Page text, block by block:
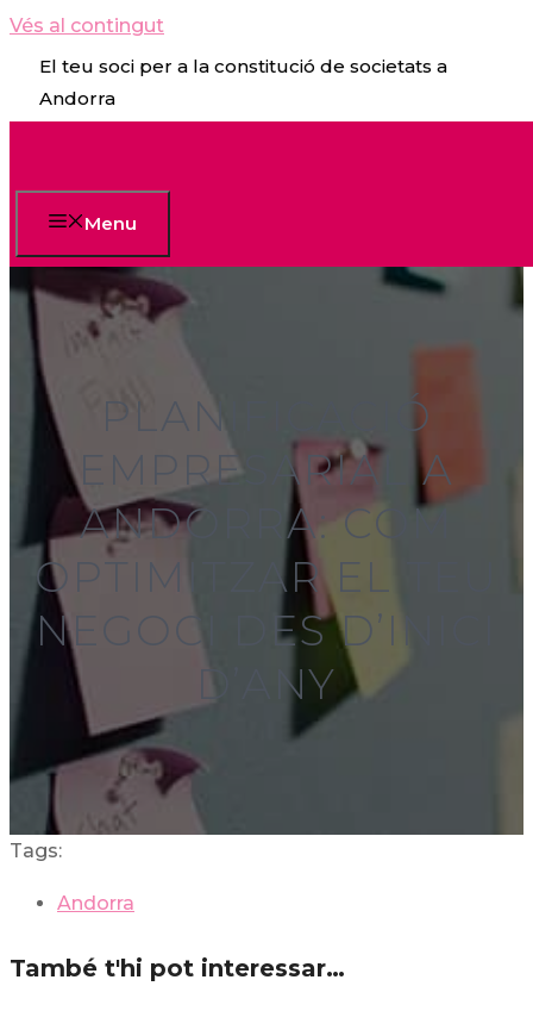
Vés al contingut
El teu soci per a la constitució de societats a
Andorra
Menu
PLANIFICACIÓ
EMPRESARIAL A
ANDORRA: COM
OPTIMITZAR EL TEU
NEGOCI DES D’INICI
D’ANY
Tags:
Andorra
També t'hi pot interessar…